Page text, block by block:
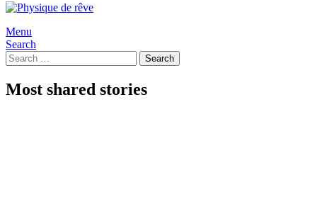
Menu
Search
Search
for:
Search
Most shared stories